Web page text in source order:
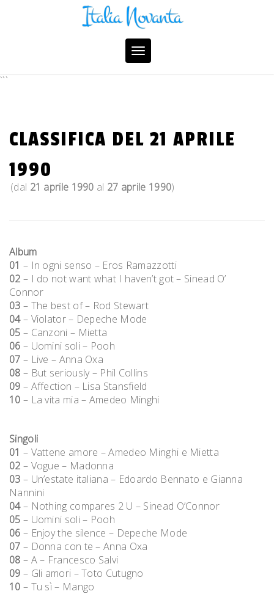
Toggle
navigation
```
CLASSIFICA DEL 21 APRILE
1990
(dal 21 aprile 1990 al 27 aprile 1990)
Album
01 – In ogni senso – Eros Ramazzotti
02 – I do not want what I haven’t got – Sinead O’
Connor
03 – The best of – Rod Stewart
04– Violator – Depeche Mode
05 – Canzoni – Mietta
06 – Uomini soli – Pooh
07 – Live – Anna Oxa
08 – But seriously – Phil Collins
09 – Affection – Lisa Stansfield
10 – La vita mia – Amedeo Minghi
Singoli
01 – Vattene amore – Amedeo Minghi e Mietta
02 – Vogue – Madonna
03 – Un’estate italiana – Edoardo Bennato e Gianna
Nannini
04– Nothing compares 2 U – Sinead O’Connor
05 – Uomini soli – Pooh
06 – Enjoy the silence – Depeche Mode
07 – Donna con te – Anna Oxa
08 – A – Francesco Salvi
09 – Gli amori – Toto Cutugno
10 – Tu sì – Mango